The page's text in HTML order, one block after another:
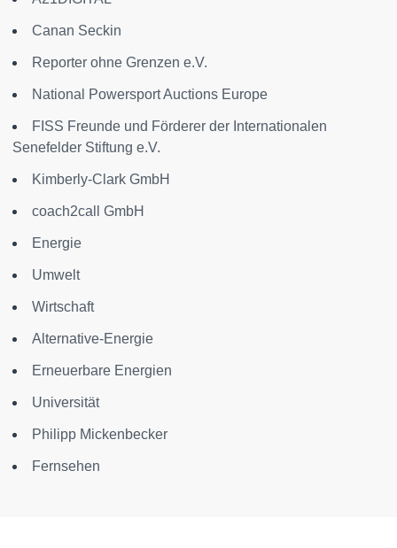
Canan Seckin
Reporter ohne Grenzen e.V.
National Powersport Auctions Europe
FISS Freunde und Förderer der Internationalen
Senefelder Stiftung e.V.
Kimberly-Clark GmbH
coach2call GmbH
Energie
Umwelt
Wirtschaft
Alternative-Energie
Erneuerbare Energien
Universität
Philipp Mickenbecker
Fernsehen